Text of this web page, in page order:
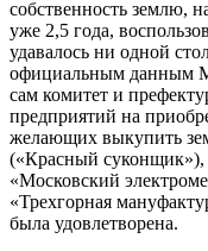
собственность землю,
уже 2,5 года,
удавалось ни одной
официальным данным
сам комитет и
предприятий на
желающих выкупить
(«Красный
«Московский
«Трехгорная
была удовлетворена.